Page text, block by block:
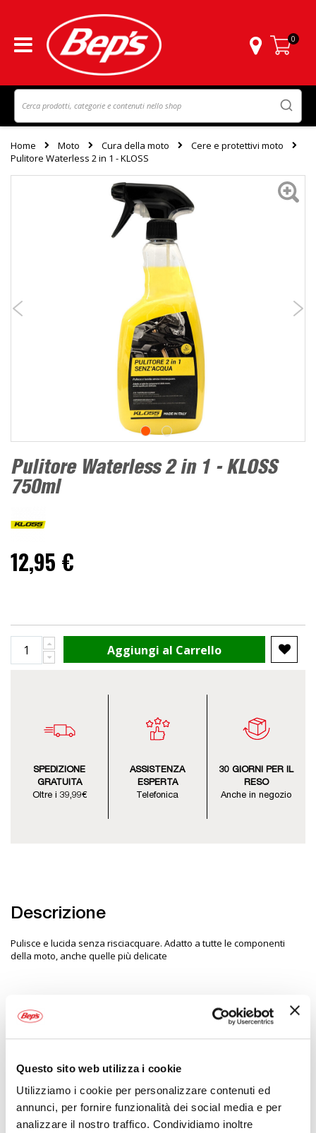
Questo sito web utilizza i cookie
Utilizziamo i cookie per personalizzare contenuti ed
annunci, per fornire funzionalità dei social media e per
analizzare il nostro traffico. Condividiamo inoltre
Carrello
0
Home Moto Cura della moto
Cere e protettivi moto
Pulitore Waterless 2 in 1 - KLOSS
Pulitore Waterless 2 in 1 - KLOSS
750ml
12,95 €
Aggiungi al Carrello
SPEDIZIONE
GRATUITA
Oltre i 39,99€
ASSISTENZA
ESPERTA
Telefonica
30 GIORNI PER IL
RESO
Anche in negozio
Descrizione
Pulisce e lucida senza risciacquare. Adatto a tutte le componenti
della moto, anche quelle più delicate
Specifiche tecniche
Maggiori 2092882
Si
Moto
Pulitore
750ml